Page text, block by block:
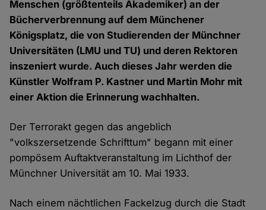
Menschen (größtenteils Akademiker) an der
Bücherverbrennung auf dem Münchener
Königsplatz, die von Studierenden der Münchner
Universitäten (LMU und TU) und deren Rektoren
inszeniert wurde. Auch dieses Jahr werden die
Künstler Wolfram P. Kastner und Martin Mohr mit
einer Aktion die Erinnerung wachhalten.
Der Terrorakt gegen das angeblich
"volkszersetzende Schrifttum" begann mit einer
pompösem Auftaktveranstaltung im Lichthof der
Münchner Universität am 10. Mai 1933.
Nach einem nächtlichen Fackelzug durch die Stadt